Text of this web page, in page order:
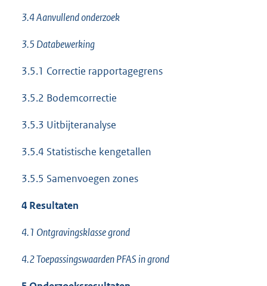
3.4 Aanvullend onderzoek
3.5 Databewerking
3.5.1 Correctie rapportagegrens
3.5.2 Bodemcorrectie
3.5.3 Uitbijteranalyse
3.5.4 Statistische kengetallen
3.5.5 Samenvoegen zones
4 Resultaten
4.1 Ontgravingsklasse grond
4.2 Toepassingswaarden PFAS in grond